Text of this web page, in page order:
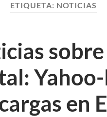
ETIQUETA: NOTICIAS
en